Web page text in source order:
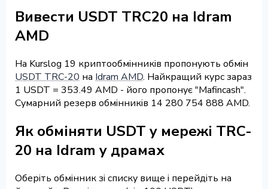
Вивести USDT TRC20 на Idram
AMD
На Kurslog 19 криптообмінників пропонують обмін
USDT TRC-20 на Idram AMD. Найкращий курс зараз
1 USDT = 353.49 AMD - його пропонує "Mafincash".
Сумарний резерв обмінників 14 280 754 888 AMD.
Як обміняти USDT у мережі TRC-
20 на Idram у драмах
Оберіть обмінник зі списку вище і перейдіть на